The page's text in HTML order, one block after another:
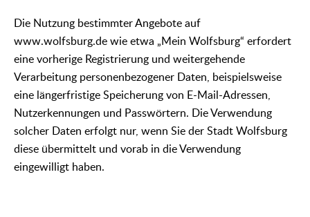
Die Nutzung bestimmter Angebote auf
www.wolfsburg.de wie etwa „Mein Wolfsburg“ erfordert
eine vorherige Registrierung und weitergehende
Verarbeitung personenbezogener Daten, beispielsweise
eine längerfristige Speicherung von E-Mail-Adressen,
Nutzerkennungen und Passwörtern. Die Verwendung
solcher Daten erfolgt nur, wenn Sie der Stadt Wolfsburg
diese übermittelt und vorab in die Verwendung
eingewilligt haben.